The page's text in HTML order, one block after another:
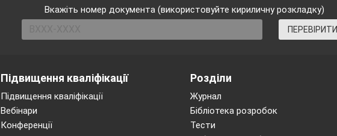
Вкажіть номер документа (використовуйте кириличну розкладку)
ПЕРЕВІРИТИ
Підвищення кваліфікації
Підвищення кваліфікації
Вебінари
Конференції
Розділи
Журнал
Бібліотека розробок
Тести